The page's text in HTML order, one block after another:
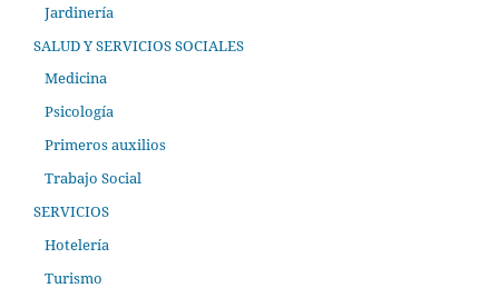
Jardinería
SALUD Y SERVICIOS SOCIALES
Medicina
Psicología
Primeros auxilios
Trabajo Social
SERVICIOS
Hotelería
Turismo